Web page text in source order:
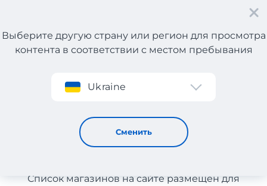
Регистрация
Выберите другую страну или регион для просмотра
контента в соответствии с местом пребывания
Ukraine
Сменить
Мультибрендовые магазины с доставкой в Казахстан
Мультибрендовые магазины
с доставкой в Казахстан
Список магазинов на сайте размещен для